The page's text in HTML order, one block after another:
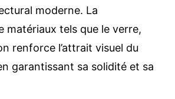
moderne. La
matériaux tels que le verre,
renforce l’attrait visuel du
garantissant sa solidité et sa